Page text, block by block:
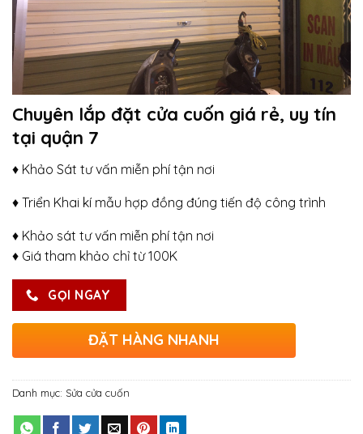
Chuyên lắp đặt cửa cuốn giá rẻ, uy tín
tại quận 7
♦ Khảo Sát tư vấn miễn phí tận nơi
♦ Triển Khai kí mẫu hợp đồng đúng tiến độ công trình
♦ Khảo sát tư vấn miễn phí tận nơi
♦ Giá tham khảo chỉ từ 100K
GỌI NGAY
ĐẶT HÀNG NHANH
Danh mục: Sửa cửa cuốn